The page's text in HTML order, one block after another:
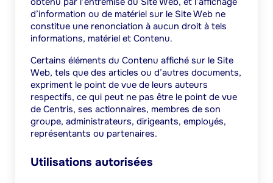
d’information ou de matériel sur le Site Web ne
constitue une renonciation à aucun droit à tels
informations, matériel et Contenu.
Certains éléments du Contenu affiché sur le Site
Web, tels que des articles ou d’autres documents,
expriment le point de vue de leurs auteurs
respectifs, ce qui peut ne pas être le point de vue
de Centris, ses actionnaires, membres de son
groupe, administrateurs, dirigeants, employés,
représentants ou partenaires.
Utilisations autorisées